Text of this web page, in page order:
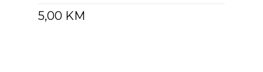
5,00 KM